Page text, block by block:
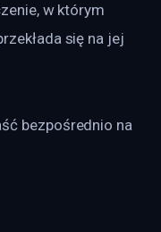
w którym
się na jej
bezpośrednio na